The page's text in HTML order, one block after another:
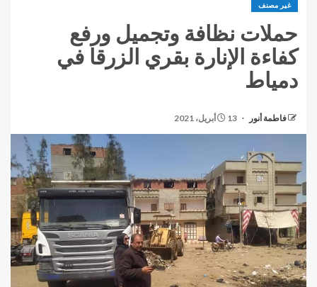
غير مصنف
حملات نظافة وتجميل ورفع
كفاءة الإنارة بقري الزرقا في
دمياط
فاطمة أنور 13 أبريل، 2021